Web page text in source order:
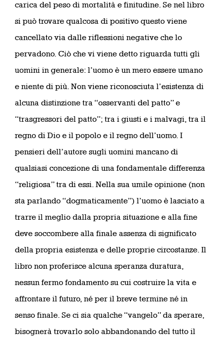
carica del peso di mortalità e finitudine. Se nel libro
si può trovare qualcosa di positivo questo viene
cancellato via dalle riflessioni negative che lo
pervadono. Ciò che vi viene detto riguarda tutti gli
uomini in generale: l’uomo è un mero essere umano
e niente di più. Non viene riconosciuta l’esistenza di
alcuna distinzione tra “osservanti del patto” e
“trasgressori del patto”; tra i giusti e i malvagi, tra il
regno di Dio e il popolo e il regno dell’uomo. I
pensieri dell’autore sugli uomini mancano di
qualsiasi concezione di una fondamentale differenza
“religiosa” tra di essi. Nella sua umile opinione (non
sta parlando “dogmaticamente”) l’uomo è lasciato a
trarre il meglio dalla propria situazione e alla fine
deve soccombere alla finale assenza di significato
della propria esistenza e delle proprie circostanze. Il
libro non proferisce alcuna speranza duratura,
nessun fermo fondamento su cui costruire la vita e
affrontare il futuro, né per il breve termine né in
senso finale. Se ci sia qualche “vangelo” da sperare,
bisognerà trovarlo solo abbandonando del tutto il